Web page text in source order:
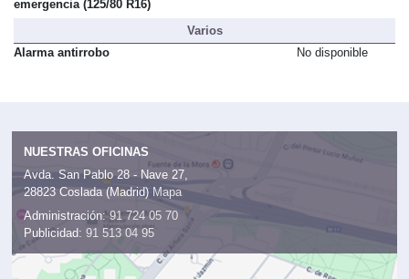
emergencia (125/80 R16)
Varios
Alarma antirrobo
No disponible
NUESTRAS OFICINAS
Avda. San Pablo 28 - Nave 27,
28823 Coslada (Madrid) Mapa
Administración: 91 724 05 70
Publicidad: 91 513 04 95